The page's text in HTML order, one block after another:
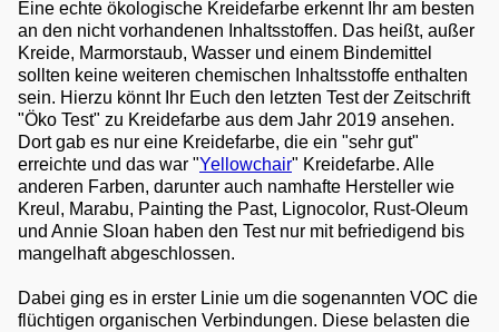
Eine echte ökologische Kreidefarbe erkennt Ihr am besten
an den nicht vorhandenen Inhaltsstoffen. Das heißt, außer
Kreide, Marmorstaub, Wasser und einem Bindemittel
sollten keine weiteren chemischen Inhaltsstoffe enthalten
sein. Hierzu könnt Ihr Euch den letzten Test der Zeitschrift
"Öko Test" zu Kreidefarbe aus dem Jahr 2019 ansehen.
Dort gab es nur eine Kreidefarbe, die ein "sehr gut"
erreichte und das war "Yellowchair" Kreidefarbe. Alle
anderen Farben, darunter auch namhafte Hersteller wie
Kreul, Marabu, Painting the Past, Lignocolor, Rust-Oleum
und Annie Sloan haben den Test nur mit befriedigend bis
mangelhaft abgeschlossen.
Dabei ging es in erster Linie um die sogenannten VOC die
flüchtigen organischen Verbindungen. Diese belasten die